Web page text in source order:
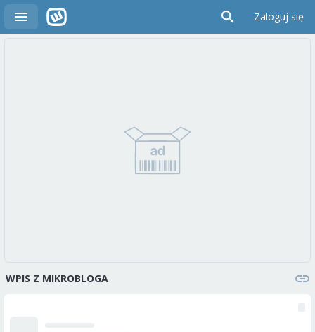
Zaloguj się
WPIS Z MIKROBLOGA